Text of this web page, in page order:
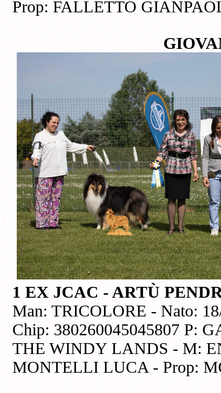
Prop: FALLETTO
1 EX JCAC - ARTÙ
Man: TRICOLORE - Nato:
Chip: 380260045045807 P:
THE WINDY LANDS - M:
MONTELLI LUCA - Prop: